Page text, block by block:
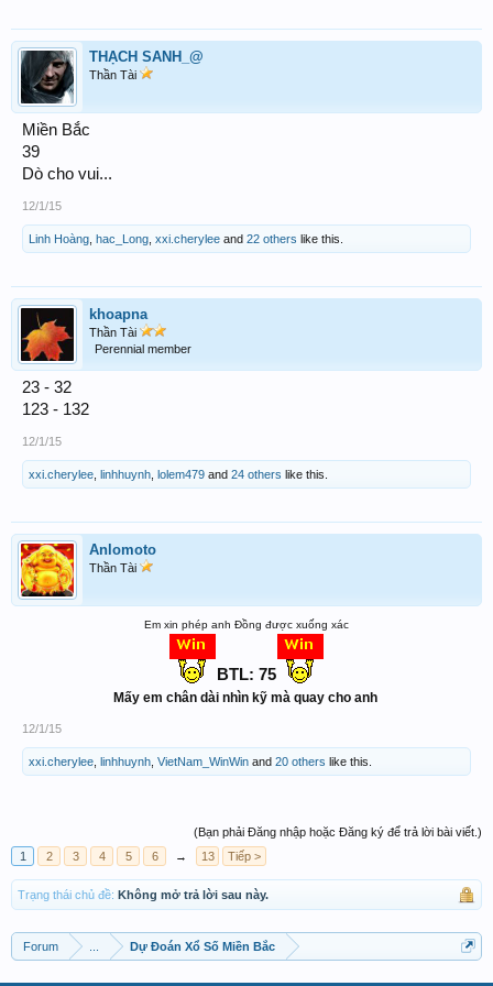
THẠCH SANH_@
Thần Tài
Miền Bắc
39
Dò cho vui...
12/1/15
Linh Hoàng hac_Long xxi.cherylee and 22 others like this.
khoapna
Thần Tài
Perennial member
23 - 32
123 - 132
12/1/15
xxi.cherylee linhhuynh lolem479 and 24 others like this.
Anlomoto
Thần Tài
Em xin phép anh Đồng được xuống xác
BTL: 75
Mấy em chân dài nhìn kỹ mà quay cho anh
12/1/15
xxi.cherylee linhhuynh VietNam_WinWin and 20 others like this.
(Bạn phải Đăng nhập hoặc Đăng ký để trả lời bài viết.)
1
2 3 4 5 6 → 13 Tiếp >
Trạng thái chủ đề: Không mở trả lời sau này.
Forum Dự Đoán Xổ Số Miền Bắc